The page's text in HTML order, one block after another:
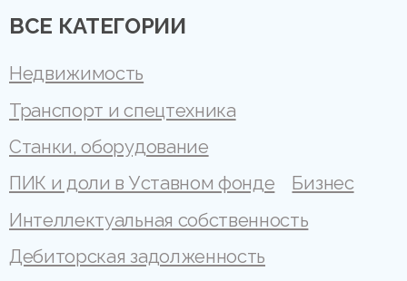
ВСЕ КАТЕГОРИИ
Недвижимость
Транспорт и спецтехника
Станки, оборудование
ПИК и доли в Уставном фонде
Бизнес
Интеллектуальная собственность
Дебиторская задолженность